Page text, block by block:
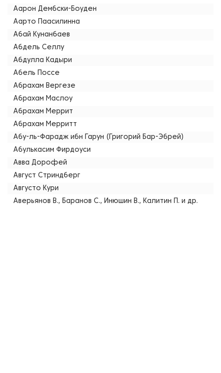
Аарон Дембски-Боуден
Аарто Паасилинна
Абай Кунанбаев
Абдель Селлу
Абдулла Кадыри
Абель Поссе
Абрахам Вергезе
Абрахам Маслоу
Абрахам Меррит
Абрахам Мерритт
Абу-ль-Фарадж ибн Гарун (Григорий Бар-Эбрей)
Абулькасим Фирдоуси
Авва Дорофей
Август Стриндберг
Августо Кури
Аверьянов В., Баранов С., Инюшин В., Калитин П. и др.